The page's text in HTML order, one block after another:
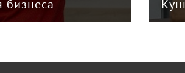
бизнеса